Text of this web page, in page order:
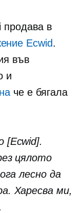
продава в
Ecwid.
във
и
че е бягала
[Ecwid].
цялото
лесно да
Харесва ми,